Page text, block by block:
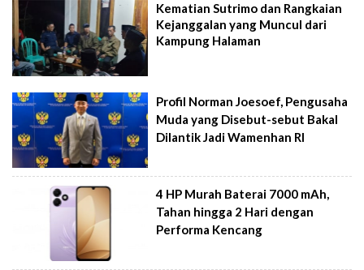
Kematian Sutrimo dan Rangkaian
Kejanggalan yang Muncul dari
Kampung Halaman
Profil Norman Joesoef, Pengusaha
Muda yang Disebut-sebut Bakal
Dilantik Jadi Wamenhan RI
4 HP Murah Baterai 7000 mAh,
Tahan hingga 2 Hari dengan
Performa Kencang